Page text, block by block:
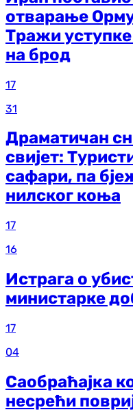
отварање
Тражи
на брод
17
31
Драматичан
свијет:
сафари, па
нилског коња
17
16
Истрага о
министарке
17
04
Саобраћајка
несрећи